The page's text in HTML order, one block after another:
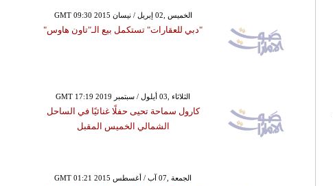
GMT 09:30 2015 الخميس ,02 إبريل / نيسان
"دبي للعقارات" تستكمل بيع الـ"تاون هاوس"
GMT 17:19 2019 الثلاثاء ,03 أيلول / سبتمبر
كارول سماحة تحيى حفلًا غنائيًا في الساحل
الشمالي الخميس المقبل
GMT 01:21 2015 الجمعة ,07 آب / أغسطس